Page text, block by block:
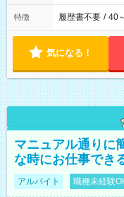
特徴 履歴書不要 / 40
気になる！
マニュアル通りに
な時にお仕事でき
アルバイト 職種未経験